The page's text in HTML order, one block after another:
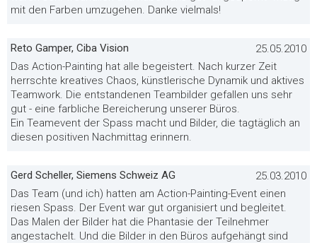
mit den Farben umzugehen. Danke vielmals!
Reto Gamper, Ciba Vision
25.05.2010
Das Action-Painting hat alle begeistert. Nach kurzer Zeit
herrschte kreatives Chaos, künstlerische Dynamik und aktives
Teamwork. Die entstandenen Teambilder gefallen uns sehr
gut - eine farbliche Bereicherung unserer Büros.
Ein Teamevent der Spass macht und Bilder, die tagtäglich an
diesen positiven Nachmittag erinnern.
Gerd Scheller, Siemens Schweiz AG
25.03.2010
Das Team (und ich) hatten am Action-Painting-Event einen
riesen Spass. Der Event war gut organisiert und begleitet.
Das Malen der Bilder hat die Phantasie der Teilnehmer
angestachelt. Und die Bilder in den Büros aufgehängt sind